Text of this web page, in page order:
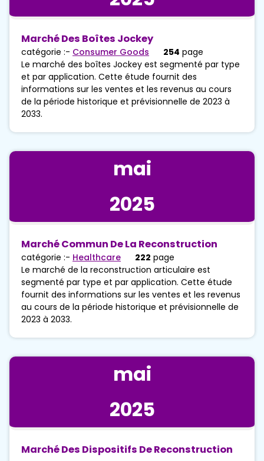
Marché Des Boîtes Jockey
catégorie :- Consumer Goods 254 page
Le marché des boîtes Jockey est segmenté par type
et par application. Cette étude fournit des
informations sur les ventes et les revenus au cours
de la période historique et prévisionnelle de 2023 à
2033.
mai
2025
Marché Commun De La Reconstruction
catégorie :- Healthcare 222 page
Le marché de la reconstruction articulaire est
segmenté par type et par application. Cette étude
fournit des informations sur les ventes et les revenus
au cours de la période historique et prévisionnelle de
2023 à 2033.
mai
2025
Marché Des Dispositifs De Reconstruction